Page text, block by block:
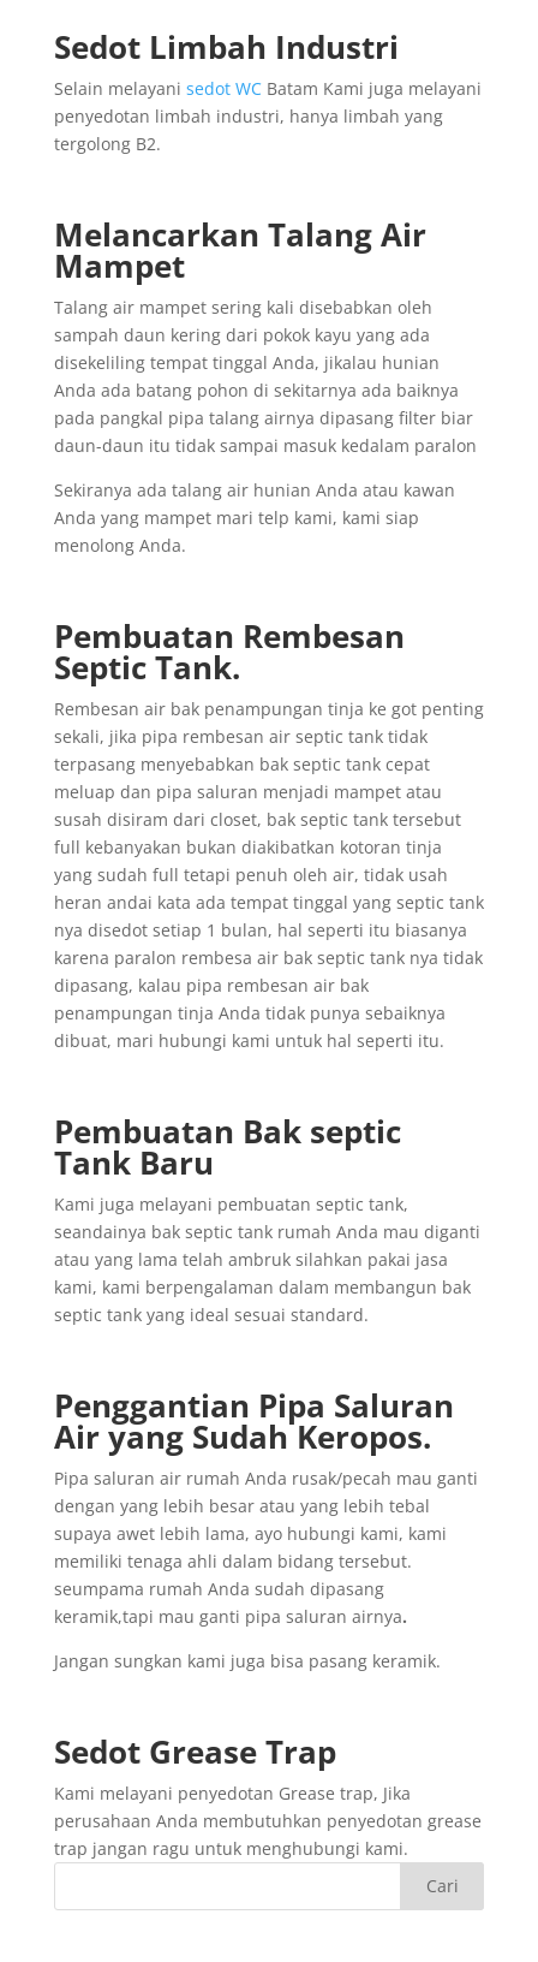
Sedot Limbah Industri
Selain melayani sedot WCBatam Kami juga melayani
penyedotan limbah industri, hanya limbah yang
tergolong B2.
Melancarkan Talang Air
Mampet
Talang air mampet sering kali disebabkan oleh
sampah daun kering dari pokok kayu yang ada
disekeliling tempat tinggal Anda, jikalau hunian
Anda ada batang pohon di sekitarnya ada baiknya
pada pangkal pipa talang airnya dipasang filter biar
daun-daun itu tidak sampai masuk kedalam paralon
Sekiranya ada talang air hunian Anda atau kawan
Anda yang mampet mari telp kami, kami siap
menolong Anda.
Pembuatan Rembesan
Septic Tank.
Rembesan air bak penampungan tinja ke got penting
sekali, jika pipa rembesan air septic tank tidak
terpasang menyebabkan bak septic tank cepat
meluap dan pipa saluran menjadi mampet atau
susah disiram dari closet, bak septic tank tersebut
full kebanyakan bukan diakibatkan kotoran tinja
yang sudah full tetapi penuh oleh air, tidak usah
heran andai kata ada tempat tinggal yang septic tank
nya disedot setiap 1 bulan, hal seperti itu biasanya
karena paralon rembesa air bak septic tank nya tidak
dipasang, kalau pipa rembesan air bak
penampungan tinja Anda tidak punya sebaiknya
dibuat, mari hubungi kami untuk hal seperti itu.
Pembuatan Bak septic
Tank Baru
Kami juga melayani pembuatan septic tank,
seandainya bak septic tank rumah Anda mau diganti
atau yang lama telah ambruk silahkan pakai jasa
kami, kami berpengalaman dalam membangun bak
septic tank yang ideal sesuai standard.
Penggantian Pipa Saluran
Air yang Sudah Keropos.
Pipa saluran air rumah Anda rusak/pecah mau ganti
dengan yang lebih besar atau yang lebih tebal
supaya awet lebih lama, ayo hubungi kami, kami
memiliki tenaga ahli dalam bidang tersebut.
seumpama rumah Anda sudah dipasang
keramik,tapi mau ganti pipa saluran airnya.
Jangan sungkan kami juga bisa pasang keramik.
Sedot Grease Trap
Kami melayani penyedotan Grease trap, Jika
perusahaan Anda membutuhkan penyedotan grease
trap jangan ragu untuk menghubungi kami.